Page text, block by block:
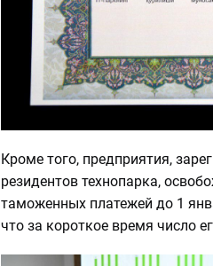
Кроме того, предприятия,
резидентов технопарка,
таможенных платежей до 1
что за короткое время число